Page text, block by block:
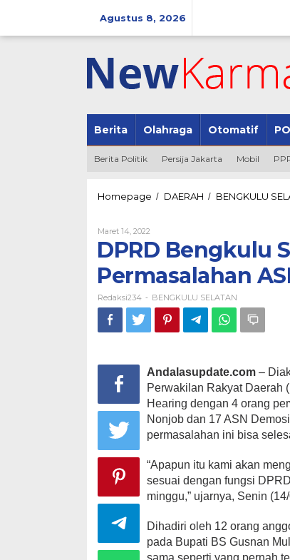
Agustus 8, 2026
Berita Olahraga Otomatif
Berita Politik Persija Jakarta Mobil
Homepage / DAERAH / BENGKULU
Maret 14, 2022
Redaksi234
DPRD Bengkulu
Permasalahan
Redaksi234 - BENGKULU SELATAN
Andalasupdate.com–
Perwakilan Rakyat Daerah
Hearing dengan 4 orang
Nonjob dan 17 ASN
permasalahan ini bisa
“Apapun itu kami akan
sesuai dengan fungsi
minggu,” ujarnya, Senin
Dihadiri oleh 12 orang
pada Bupati BS Gusnan
sama seperti yang pernah
desa
Di KOMINFO
POLITIK
|